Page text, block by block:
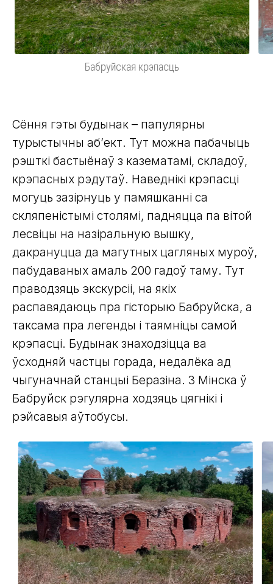
Бабруйская крэпасць
Сёння гэты будынак – папулярны
турыстычны аб’ект. Тут можна пабачыць
рэшткі бастыёнаў з казематамі, складоў,
крэпасных рэдутаў. Наведнікі крэпасці
могуць зазірнуць у памяшканні са
скляпеністымі столямі, падняцца па вітой
лесвіцы на назіральную вышку,
дакрануцца да магутных цагляных муроў,
пабудаваных амаль 200 гадоў таму. Тут
праводзяць экскурсіі, на якіх
распавядаюць пра гісторыю Бабруйска, а
таксама пра легенды і таямніцы самой
крэпасці. Будынак знаходзіцца ва
ўсходняй частцы горада, недалёка ад
чыгуначнай станцыі Беразіна. З Мінска ў
Бабруйск рэгулярна ходзяць цягнікі і
рэйсавыя аўтобусы.